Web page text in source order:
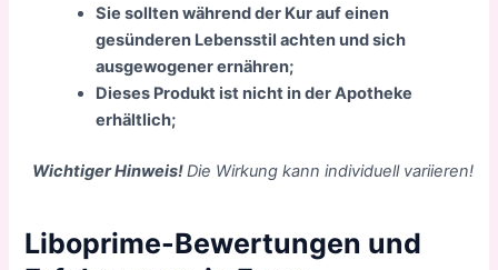
Sie sollten während der Kur auf einen
gesünderen Lebensstil achten und sich
ausgewogener ernähren;
Dieses Produkt ist nicht in der Apotheke
erhältlich;
Wichtiger Hinweis!Die Wirkung kann individuell variieren!
Liboprime-Bewertungen und